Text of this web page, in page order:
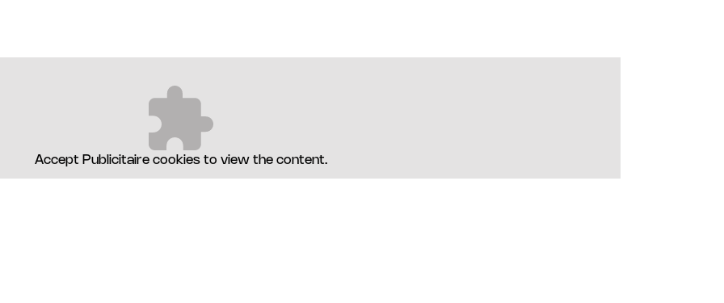
Accept Publicitaire cookies to view the content.